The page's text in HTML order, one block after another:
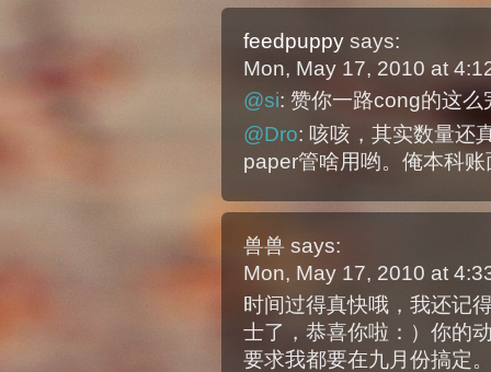
feedpuppy says:
Mon, May 17, 2010 at
@si: 赞你一路cong的这么
@Dro: 咳咳，其实数量还
paper管啥用哟。俺本科
兽兽 says:
Mon, May 17, 2010 at
时间过得真快哦，我还记
士了，恭喜你啦：）你的
要求我都要在九月份搞定